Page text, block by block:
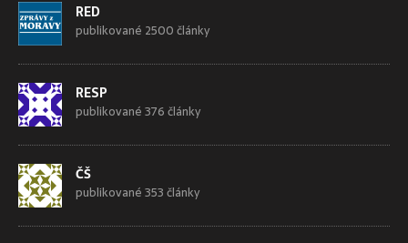
RED
publikované 2500 články
RESP
publikované 376 články
ČŠ
publikované 353 články